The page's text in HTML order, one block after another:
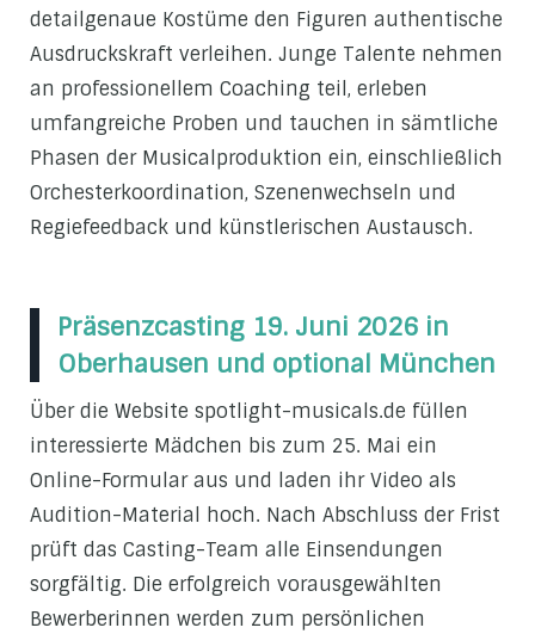
detailgenaue Kostüme den Figuren authentische
Ausdruckskraft verleihen. Junge Talente nehmen
an professionellem Coaching teil, erleben
umfangreiche Proben und tauchen in sämtliche
Phasen der Musicalproduktion ein, einschließlich
Orchesterkoordination, Szenenwechseln und
Regiefeedback und künstlerischen Austausch.
Präsenzcasting 19. Juni 2026 in
Oberhausen und optional München
Über die Website spotlight-musicals.de füllen
interessierte Mädchen bis zum 25. Mai ein
Online-Formular aus und laden ihr Video als
Audition-Material hoch. Nach Abschluss der Frist
prüft das Casting-Team alle Einsendungen
sorgfältig. Die erfolgreich vorausgewählten
Bewerberinnen werden zum persönlichen